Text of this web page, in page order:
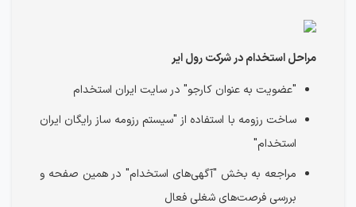
مراحل استخدام در شرکت رول ایر
"عضویت به عنوان کارجو" در سایت ایران استخدام
ساخت رزومه با استفاده از "سیستم رزومه ساز رایگان ایران
استخدام"
مراجعه به بخش "آگهی‌های استخدام" در همین صفحه و
بررسی فرصت‌های شغلی فعال